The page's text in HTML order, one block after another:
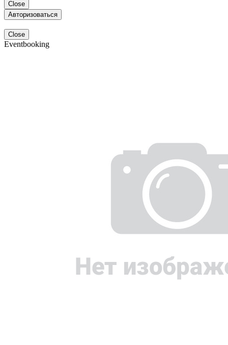
Close
Авторизоваться
Close
Eventbooking